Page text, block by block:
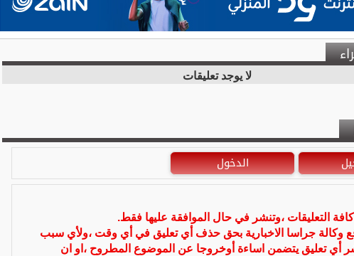
لا يوجد تعليقات
الدخول
التعليقات ،وتنشر في حال الموافقة عليها فقط.
وكالة جراسا الاخبارية بحق حذف أي تعليق في أي وقت ،ولأي سبب
أي تعليق يتضمن اساءة أوخروجا عن الموضوع المطروح ،او ان